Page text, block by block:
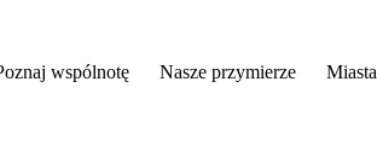
wspólnotę Nasze przymierze Miasta